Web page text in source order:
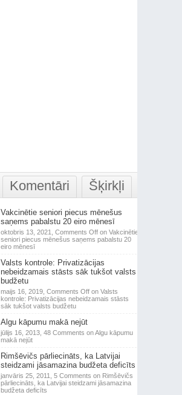
Komentāri Šķirkļi
Vakcinētie seniori piecus mēnešus
saņems pabalstu 20 eiro mēnesī
oktobris 13, 2021, Comments Offon Vakcinētie
seniori piecus mēnešus saņems pabalstu 20
eiro mēnesī
Valsts kontrole: Privatizācijas
nebeidzamais stāsts sāk tukšot valsts
budžetu
maijs 16, 2019, Comments Offon Valsts
kontrole: Privatizācijas nebeidzamais stāsts
sāk tukšot valsts budžetu
Algu kāpumu makā nejūt
jūlijs 16, 2013, 48 Comments on Algu kāpumu
makā nejūt
Rimšēvičs pārliecināts, ka Latvijai
steidzami jāsamazina budžeta deficīts
janvāris 25, 2011, 5 Comments on Rimšēvičs
pārliecināts, ka Latvijai steidzami jāsamazina
budžeta deficīts